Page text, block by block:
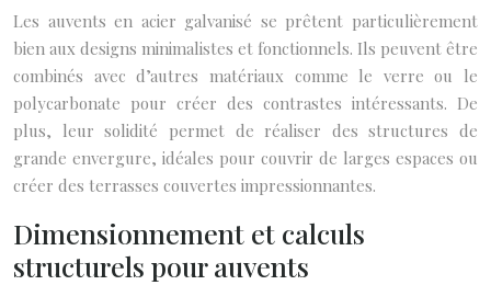
Les auvents en acier galvanisé se prêtent particulièrement
bien aux designs minimalistes et fonctionnels. Ils peuvent être
combinés avec d’autres matériaux comme le verre ou le
polycarbonate pour créer des contrastes intéressants. De
plus, leur solidité permet de réaliser des structures de
grande envergure, idéales pour couvrir de larges espaces ou
créer des terrasses couvertes impressionnantes.
Dimensionnement et calculs
structurels pour auvents